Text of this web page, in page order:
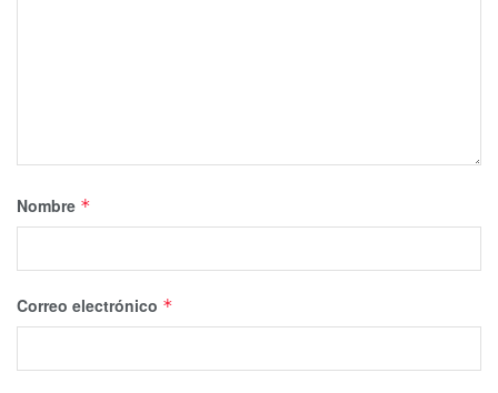
Nombre *
Correo electrónico *